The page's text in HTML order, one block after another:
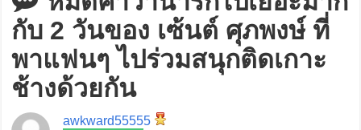
กับ 2 วันของ เซ้นต์ ศุภพงษ์ ที่
พาแฟนๆ ไปร่วมสนุกติดเกาะ
ช้างด้วยกัน
awkward55555